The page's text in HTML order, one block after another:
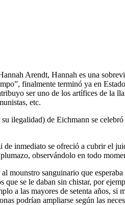
Arendt, Hannah es una
finalmente terminó ya en
ser uno de los artífices de la
etc.
ilegalidad) de Eichmann se
inmediato se ofreció a cubrir el
observándolo en todo
mounstro sanguinario que
que se le daban sin chistar, por
a las mayores de setenta años,
podrían ampliarse según las